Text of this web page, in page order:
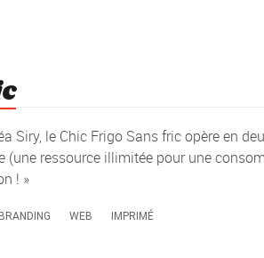
Siry, le Chic Frigo Sans fric opère en
(une ressource illimitée pour une
! »
BRANDING WEB IMPRIMÉ